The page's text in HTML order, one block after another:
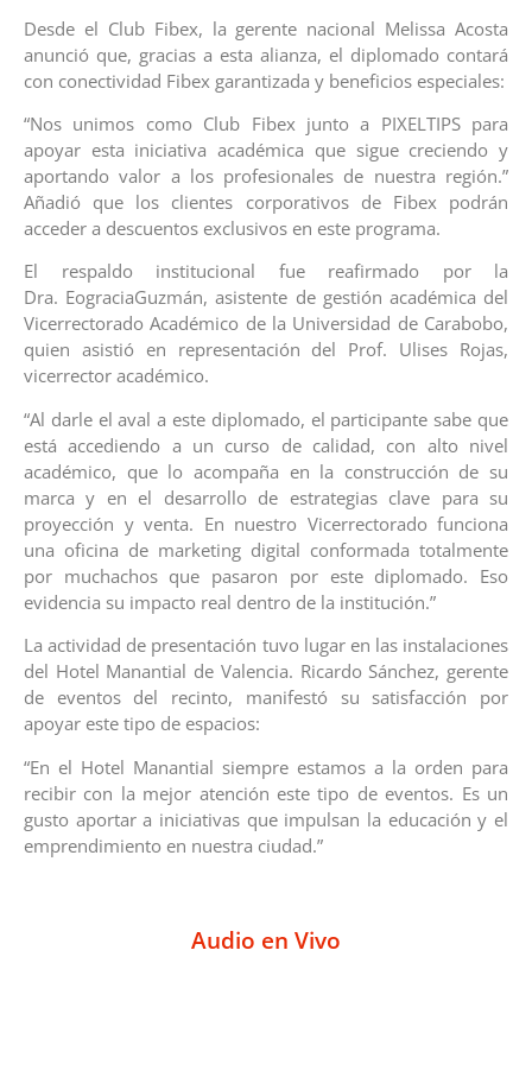
Desde el Club Fibex, la gerente nacional Melissa Acosta
anunció que, gracias a esta alianza, el diplomado contará
con conectividad Fibex garantizada y beneficios especiales:
“Nos unimos como Club Fibex junto a PIXELTIPS para
apoyar esta iniciativa académica que sigue creciendo y
aportando valor a los profesionales de nuestra región.”
Añadió que los clientes corporativos de Fibex podrán
acceder a descuentos exclusivos en este programa.
El respaldo institucional fue reafirmado por la
Dra. EograciaGuzmán, asistente de gestión académica del
Vicerrectorado Académico de la Universidad de Carabobo,
quien asistió en representación del Prof. Ulises Rojas,
vicerrector académico.
“Al darle el aval a este diplomado, el participante sabe que
está accediendo a un curso de calidad, con alto nivel
académico, que lo acompaña en la construcción de su
marca y en el desarrollo de estrategias clave para su
proyección y venta. En nuestro Vicerrectorado funciona
una oficina de marketing digital conformada totalmente
por muchachos que pasaron por este diplomado. Eso
evidencia su impacto real dentro de la institución.”
La actividad de presentación tuvo lugar en las instalaciones
del Hotel Manantial de Valencia. Ricardo Sánchez, gerente
de eventos del recinto, manifestó su satisfacción por
apoyar este tipo de espacios:
“En el Hotel Manantial siempre estamos a la orden para
recibir con la mejor atención este tipo de eventos. Es un
gusto aportar a iniciativas que impulsan la educación y el
emprendimiento en nuestra ciudad.”
Audio en Vivo